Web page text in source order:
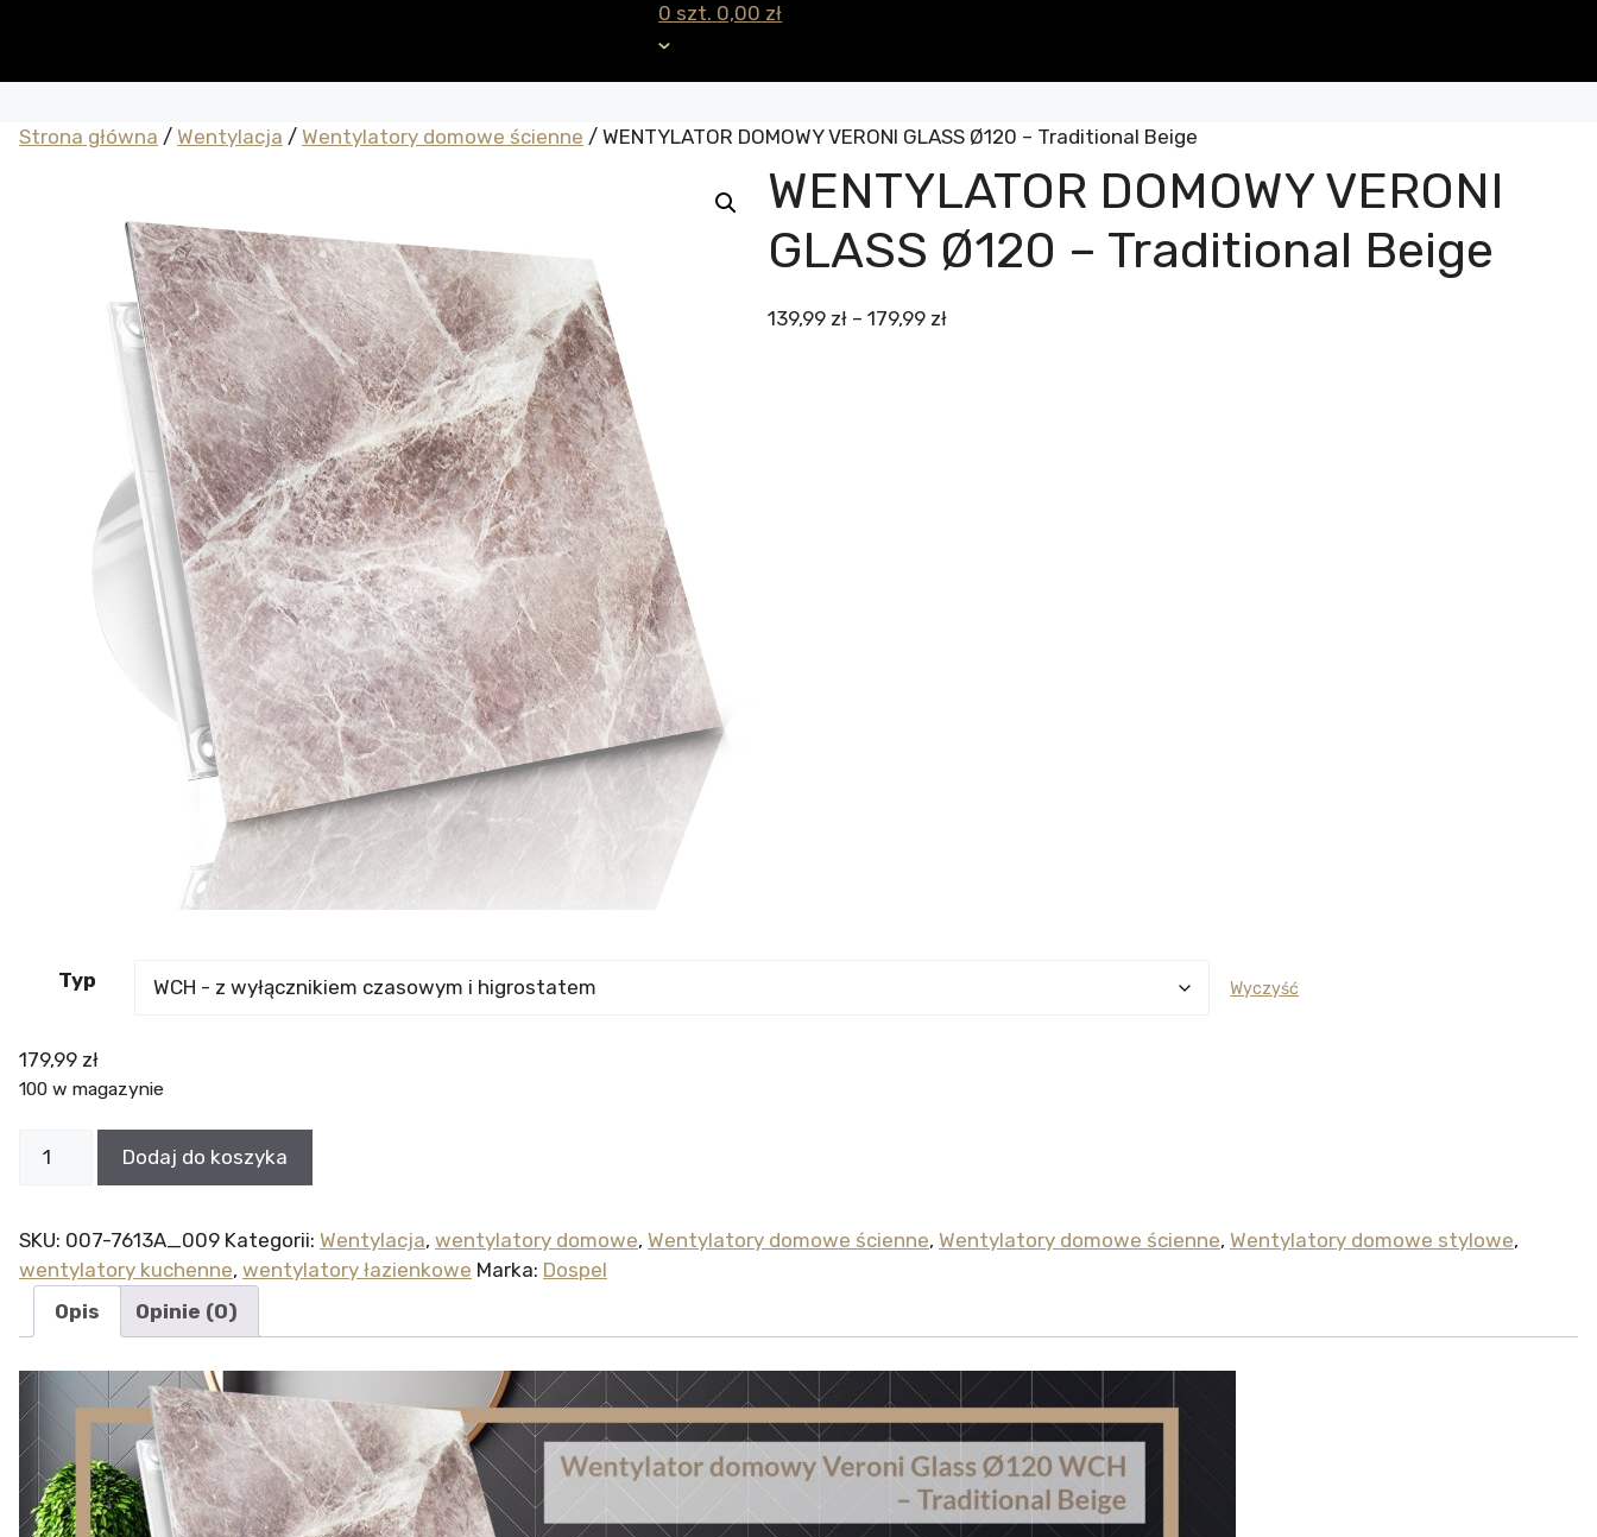
0 szt. 0,00 zł
Strona główna / Wentylacja / Wentylatory domowe ścienne / WENTYLATOR DOMOWY VERONI GLASS Ø120 – Traditional Beige
WENTYLATOR DOMOWY VERONI
GLASS Ø120 – Traditional Beige
139,99 zł – 179,99 złZakres
Typ Wyczyść
179,99 zł
100 w magazynie
VERONI
GLASS
Ø120
Beige
Dodaj do koszyka
SKU: 007-7613A_009 Kategorii: Wentylacja, wentylatory domowe, Wentylatory domowe ścienne, Wentylatory domowe ścienne, Wentylatory domowe stylowe,
wentylatory kuchenne, wentylatory łazienkowe Marka: Dospel
Opis
Opinie (0)